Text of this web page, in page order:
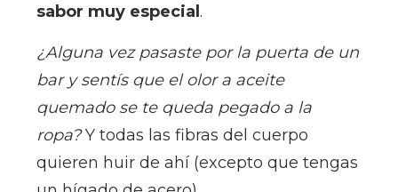
sabor muy especial .
¿Alguna vez pasaste por la puerta de un
bar y sentís que el olor a aceite
quemado se te queda pegado a la
ropa?Y todas las fibras del cuerpo
quieren huir de ahí (excepto que tengas